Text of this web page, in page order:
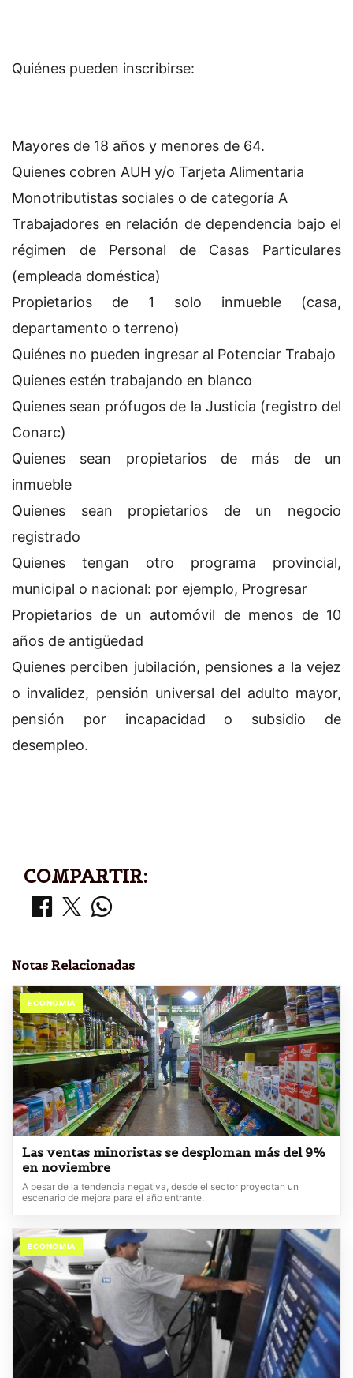
Quiénes pueden inscribirse:
Mayores de 18 años y menores de 64.
Quienes cobren AUH y/o Tarjeta Alimentaria
Monotributistas sociales o de categoría A
Trabajadores en relación de dependencia bajo el
régimen de Personal de Casas Particulares
(empleada doméstica)
Propietarios de 1 solo inmueble (casa,
departamento o terreno)
Quiénes no pueden ingresar al Potenciar Trabajo
Quienes estén trabajando en blanco
Quienes sean prófugos de la Justicia (registro del
Conarc)
Quienes sean propietarios de más de un
inmueble
Quienes sean propietarios de un negocio
registrado
Quienes tengan otro programa provincial,
municipal o nacional: por ejemplo, Progresar
Propietarios de un automóvil de menos de 10
años de antigüedad
Quienes perciben jubilación, pensiones a la vejez
o invalidez, pensión universal del adulto mayor,
pensión por incapacidad o subsidio de
desempleo.
COMPARTIR:
Notas Relacionadas
ECONOMIA
Las ventas minoristas se desploman más del 9%
en noviembre
A pesar de la tendencia negativa, desde el sector proyectan un
escenario de mejora para el año entrante.
ECONOMIA